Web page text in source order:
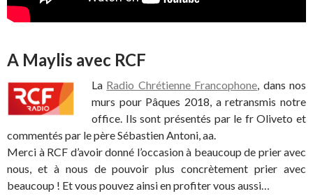
A Maylis avec RCF
La Radio Chrétienne Francophone, dans nos
murs pour Pâques 2018, a retransmis notre
office. Ils sont présentés par le fr Oliveto et
commentés par le père Sébastien Antoni, aa.
Merci à RCF d’avoir donné l’occasion à beaucoup de prier avec
nous, et à nous de pouvoir plus concrètement prier avec
beaucoup ! Et vous pouvez ainsi en profiter vous aussi…